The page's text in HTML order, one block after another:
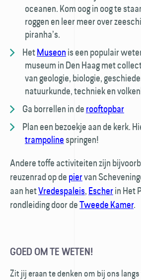
oceanen. Kom oog in oog te
roggen en leer meer over
piranha’s.
HetMuseonis een populair
museum in Den Haag met
van geologie, biologie,
natuurkunde, techniek en
Ga borrellen in derooftopbar
Plan een bezoekje aan de kerk.
trampolinespringen!
Andere toffe activiteiten zijn
reuzenrad op depiervan
aan hetVredespaleis,Escherin Het
rondleiding door deTweede Kamer.
GOED OM TE WETEN!
Zit jij eraan te denken om bij ons